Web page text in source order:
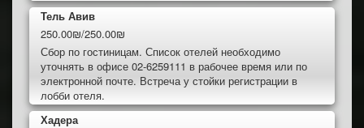
Тель Авив
250.00₪/250.00₪
Сбор по гостиницам. Список отелей необходимо
уточнять в офисе 02-6259111 в рабочее время или по
электронной почте. Встреча у стойки регистрации в
лобби отеля.
Хадера